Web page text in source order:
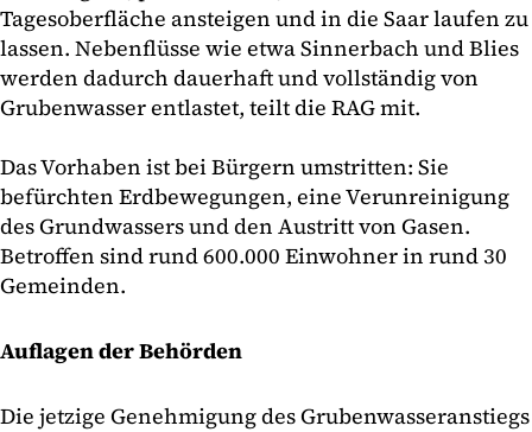
Tagesoberfläche ansteigen und in die Saar laufen zu
lassen. Nebenflüsse wie etwa Sinnerbach und Blies
werden dadurch dauerhaft und vollständig von
Grubenwasser entlastet, teilt die RAG mit.
Das Vorhaben ist bei Bürgern umstritten: Sie
befürchten Erdbewegungen, eine Verunreinigung
des Grundwassers und den Austritt von Gasen.
Betroffen sind rund 600.000 Einwohner in rund 30
Gemeinden.
Auflagen der Behörden
Die jetzige Genehmigung des Grubenwasseranstiegs